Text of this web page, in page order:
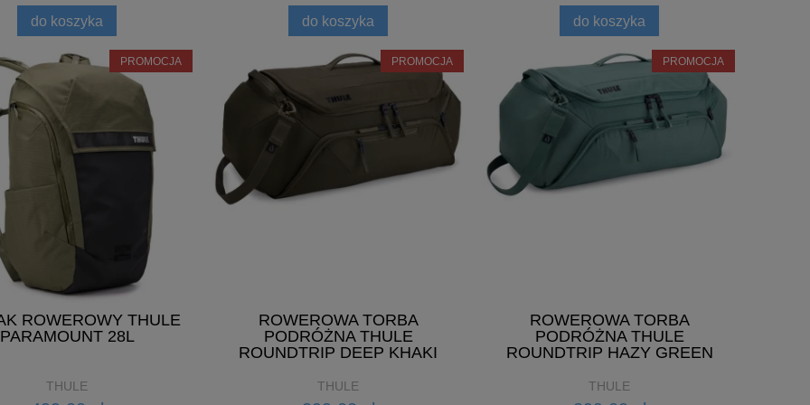
do koszyka do koszyka do koszyka
ROWEROWY THULE
PARAMOUNT 28L
THULE
PROMOCJA
ROWEROWA TORBA
PODRÓŻNA THULE
ROUNDTRIP DEEP KHAKI
THULE
PROMOCJA
ROWEROWA TORBA
PODRÓŻNA THULE
ROUNDTRIP HAZY GREEN
THULE
PROMOCJA